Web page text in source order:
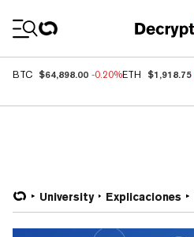
BTC $64,898.00 -0.20%ETH $1,918.75
University Explicaciones